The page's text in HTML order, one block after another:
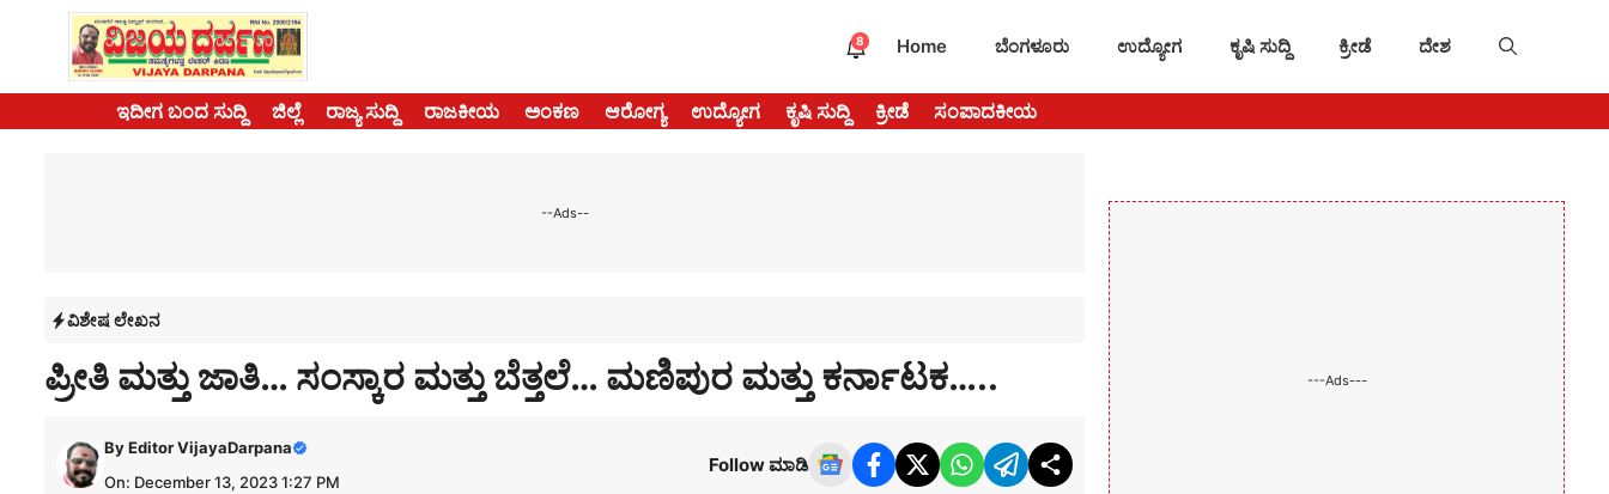
content
8 Home ಬೆಂಗಳೂರು ಉದ್ಯೋಗ ಕೃಷಿ ಸುದ್ದಿ ಕ್ರೀಡೆ ದೇಶ
ಇದೀಗ ಬಂದ ಸುದ್ದಿ ಜಿಲ್ಲೆ ರಾಜ್ಯ ಸುದ್ದಿ ರಾಜಕೀಯ ಅಂಕಣ ಆರೋಗ್ಯ ಉದ್ಯೋಗ ಕೃಷಿ ಸುದ್ದಿ ಕ್ರೀಡೆ ಸಂಪಾದಕೀಯ
--Ads--
ವಿಶೇಷ ಲೇಖನ
ಪ್ರೀತಿ ಮತ್ತು ಜಾತಿ… ಸಂಸ್ಕಾರ ಮತ್ತು ಬೆತ್ತಲೆ… ಮಣಿಪುರ ಮತ್ತು ಕರ್ನಾಟಕ…..
ByEditor VijayaDarpana
On: December 13, 2023 1:27 PM
Follow ಮಾಡಿ
---Ads---